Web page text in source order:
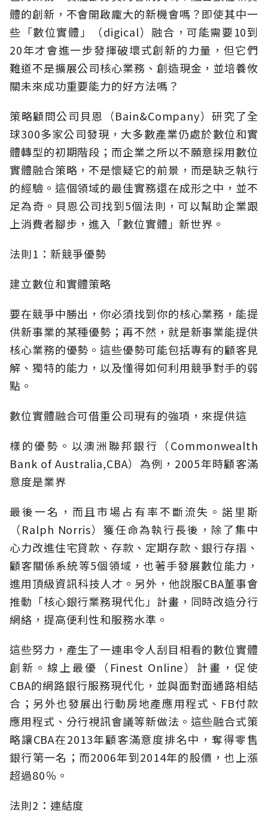
體的創新，不會開啟龐大的新機會嗎？即使其中一
些「數位實體」（digical）融合，可能需要10到
20年才會進一步發揮破壞式創新的力量，但它們
難道不是擴展公司核心業務、創造現金，並培養攸
關未來成功重要能力的好方法嗎？
策略顧問公司貝恩（Bain&Company）研究了全
球300多家公司發現，大多數產業仍處於數位和實
體轉型的初期階段；而企業之所以不願意採用數位
實體融合策略，不是懷疑它的前景，而是缺乏執行
的經驗。這個領域的最佳實務還在成形之中，並不
足為奇。貝恩公司找到5個法則，可以幫助企業跟
上消費者腳步，進入「數位實體」新世界。
法則1：新競爭優勢
建立數位和實體策略
要在競爭中勝出，你必須找到你的核心業務，能提
供新事業的某種優勢；再不然，就是新事業能提供
核心業務的優勢。這些優勢可能包括專有的顧客見
解、獨特的能力，以及懂得如何利用競爭對手的弱
點。
數位實體融合可借重公司現有的強項，來提供這
樣的優勢。以澳洲聯邦銀行（Commonwealth
Bank of Australia,CBA）為例，2005年時顧客滿
意度是業界
最後一名，而且市場占有率不斷流失。諾里斯
（Ralph Norris）獲任命為執行長後，除了集中
心力改進住宅貸款、存款、定期存款、銀行存摺、
顧客關係系統等5個領域，也著手發展數位能力，
進用頂級資訊科技人才。另外，他說服CBA董事會
推動「核心銀行業務現代化」計畫，同時改造分行
網絡，提高便利性和服務水準。
這些努力，產生了一連串令人刮目相看的數位實體
創新。線上最優（Finest Online）計畫，促使
CBA的網路銀行服務現代化，並與面對面通路相結
合；另外也發展出行動房地產應用程式、FB付款
應用程式、分行視訊會議等新做法。這些融合式策
略讓CBA在2013年顧客滿意度排名中，奪得零售
銀行第一名；而2006年到2014年的股價，也上漲
超過80％。
法則2：連結度